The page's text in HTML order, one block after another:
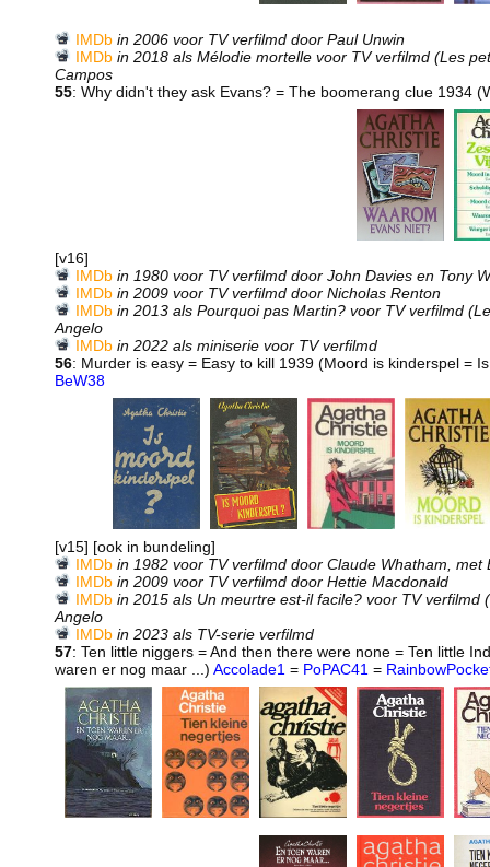
IMDb in 2006 voor TV verfilmd door Paul Unwin
IMDb in 2018 als Mélodie mortelle voor TV verfilmd (Les
Campos
55: Why didn't they ask Evans? = The boomerang clue 1934
[v16]
IMDb in 1980 voor TV verfilmd door John Davies en Tony
IMDb in 2009 voor TV verfilmd door Nicholas Renton
IMDb in 2013 als Pourquoi pas Martin? voor TV verfilmd
Angelo
IMDb in 2022 als miniserie voor TV verfilmd
56: Murder is easy = Easy to kill 1939 (Moord is kinderspel =
BeW38
[v15] [ook in bundeling]
IMDb in 1982 voor TV verfilmd door Claude Whatham,
IMDb in 2009 voor TV verfilmd door Hettie Macdonald
IMDb in 2015 als Un meurtre est-il facile? voor TV
Angelo
IMDb in 2023 als TV-serie verfilmd
57: Ten little niggers = And then there were none = Ten little
waren er nog maar ...) Accolade1 = PoPAC41 =